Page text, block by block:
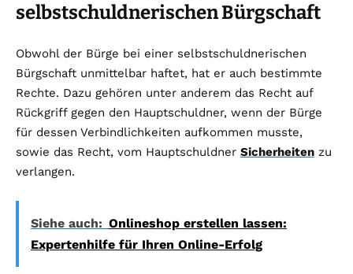
selbstschuldnerischen Bürgschaft
Obwohl der Bürge bei einer selbstschuldnerischen
Bürgschaft unmittelbar haftet, hat er auch bestimmte
Rechte. Dazu gehören unter anderem das Recht auf
Rückgriff gegen den Hauptschuldner, wenn der Bürge
für dessen Verbindlichkeiten aufkommen musste,
sowie das Recht, vom Hauptschuldner Sicherheiten zu
verlangen.
Siehe auch: Onlineshop erstellen lassen:
Expertenhilfe für Ihren Online-Erfolg